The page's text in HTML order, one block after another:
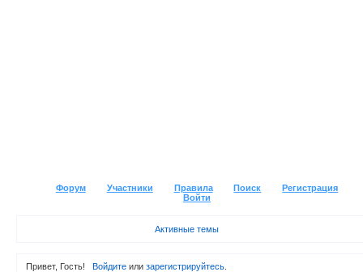
Форум Участники Правила Поиск
Регистрация
Войти
Активные темы
Привет, Гость! Войдитеили зарегистрируйтесь.